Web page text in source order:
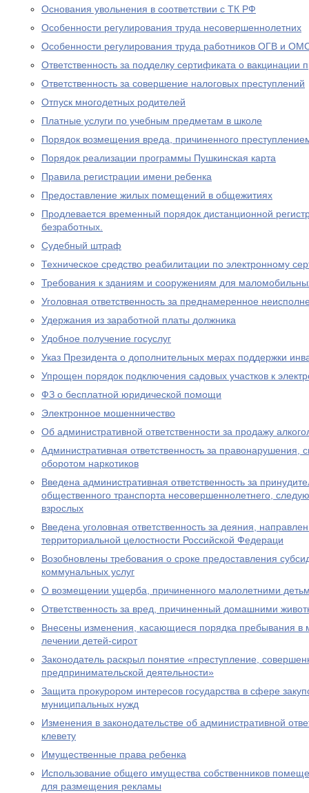
Основания увольнения в соответствии с ТК РФ
Особенности регулирования труда несовершеннолетних
Особенности регулирования труда работников ОГВ и
Ответственность за подделку сертификата о вакцинации
Ответственность за совершение налоговых преступлений
Отпуск многодетных родителей
Платные услуги по учебным предметам в школе
Порядок возмещения вреда, причиненного
Порядок реализации программы Пушкинская карта
Правила регистрации имени ребенка
Предоставление жилых помещений в общежитиях
Продлевается временный порядок дистанционной
безработных.
Судебный штраф
Техническое средство реабилитации по электронному
Требования к зданиям и сооружениям для
Уголовная ответственность за преднамеренное
Удержания из заработной платы должника
Удобное получение госуслуг
Указ Президента о дополнительных мерах поддержки
Упрощен порядок подключения садовых участков к
ФЗ о бесплатной юридической помощи
Электронное мошенничество
Об административной ответственности за продажу
Административная ответственность за правонарушения,
оборотом наркотиков
Введена административная ответственность за
общественного транспорта несовершеннолетнего,
взрослых
Введена уголовная ответственность за деяния,
территориальной целостности Российской Федераци
Возобновлены требования о сроке предоставления
коммунальных услуг
О возмещении ущерба, причиненного малолетними
Ответственность за вред, причиненный домашними
Внесены изменения, касающиеся порядка пребывания в
лечении детей-сирот
Законодатель раскрыл понятие «преступление,
предпринимательской деятельности»
Защита прокурором интересов государства в сфере
муниципальных нужд
Изменения в законодательстве об административной
клевету
Имущественные права ребенка
Использование общего имущества собственников
для размещения рекламы